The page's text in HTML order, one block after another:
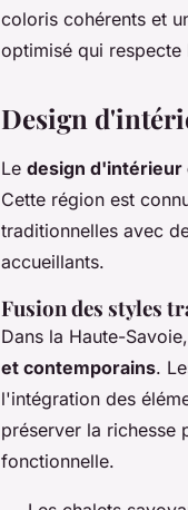
coloris cohérents et
optimisé qui
Design
Le design d'intérieur
Cette région est
traditionnelles avec
accueillants.
Fusion des styles
Dans la Haute-
et contemporains.
l'intégration des
préserver la richesse
fonctionnelle.